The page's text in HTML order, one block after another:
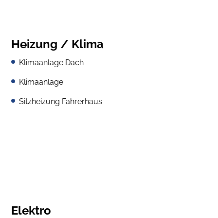
Heizung / Klima
Klimaanlage Dach
Klimaanlage
Sitzheizung Fahrerhaus
Elektro